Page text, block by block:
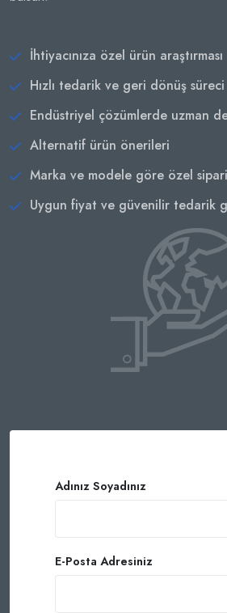
İhtiyacınıza özel ürün araştırması
Hızlı tedarik ve geri dönüş süreci
Endüstriyel çözümlerde uzman
Alternatif ürün önerileri
Marka ve modele göre özel
Uygun fiyat ve güvenilir tedarik
Adınız Soyadınız
E-Posta Adresiniz